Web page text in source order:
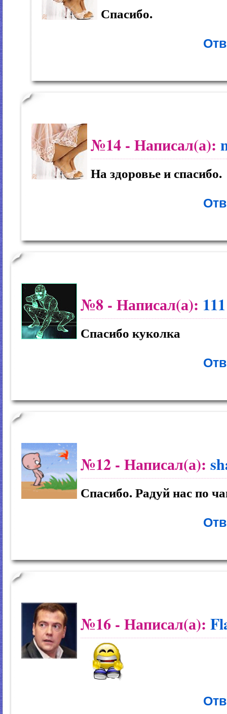
Спасибо.
№14 - Написал(а):
На здоровье и спасибо.
№8 - Написал(а): 111
Спасибо куколка
№12 - Написал(а):
Спасибо. Радуй нас по
№16 - Написал(а):